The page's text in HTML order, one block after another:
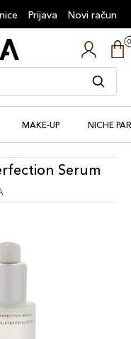
Prijava Novi račun
MAKE-UP NICHE
Serum